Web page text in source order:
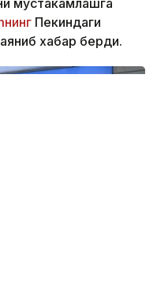
Пекиндаги
хабар берди.